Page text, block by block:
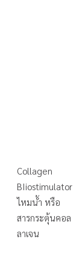
Collagen
BIiostimulator
ไหมน้ำ หรือ
สารกระตุ้นคอล
ลาเจน